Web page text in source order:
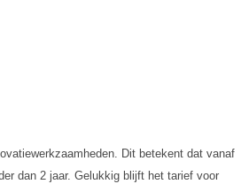
Dit betekent dat vanaf
dan 2 jaar. Gelukkig blijft het tarief voor